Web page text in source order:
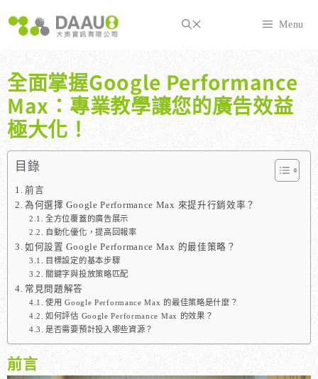
至
內
容
Menu
全面掌握Google Performance
Max：專業教學讓您的廣告效益
極大化！
目錄
前言
為何選擇 Google Performance Max 來提升行銷效率？
全方位覆蓋的廣告展示
自動化優化，提高回報率
如何設置 Google Performance Max 的最佳策略？
目標設定的基本步驟
關鍵字與投放策略匹配
常見問題解答
使用 Google Performance Max 的最佳策略是什麼？
如何評估 Google Performance Max 的效果？
是否需要預計投入哪些資源？
前言